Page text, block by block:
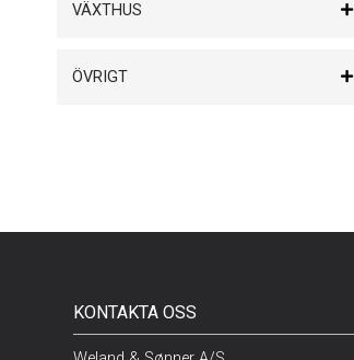
VÄXTHUS
ÖVRIGT
KONTAKTA OSS